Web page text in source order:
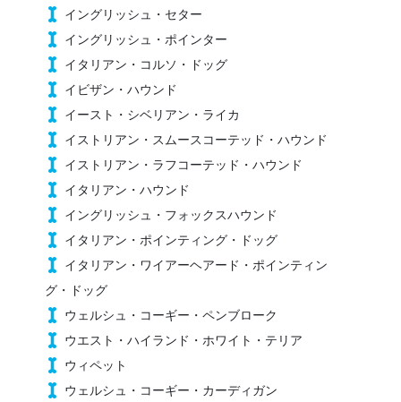
イングリッシュ・セター
イングリッシュ・ポインター
イタリアン・コルソ・ドッグ
イビザン・ハウンド
イースト・シベリアン・ライカ
イストリアン・スムースコーテッド・ハウンド
イストリアン・ラフコーテッド・ハウンド
イタリアン・ハウンド
イングリッシュ・フォックスハウンド
イタリアン・ポインティング・ドッグ
イタリアン・ワイアーヘアード・ポインティン
グ・ドッグ
ウェルシュ・コーギー・ペンブローク
ウエスト・ハイランド・ホワイト・テリア
ウィペット
ウェルシュ・コーギー・カーディガン